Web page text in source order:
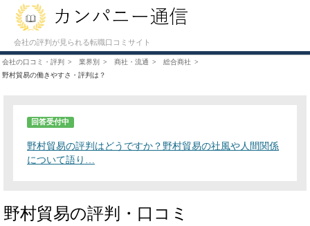
会社の評判が見られる転職口コミサイト
会社の口コミ・評判 業界別 商社・流通
総合商社
野村貿易の働きやすさ・評判は？
回答受付中
野村貿易の評判はどうですか？野村貿易の社風や人間関係
について語り…
野村貿易の評判・口コミ